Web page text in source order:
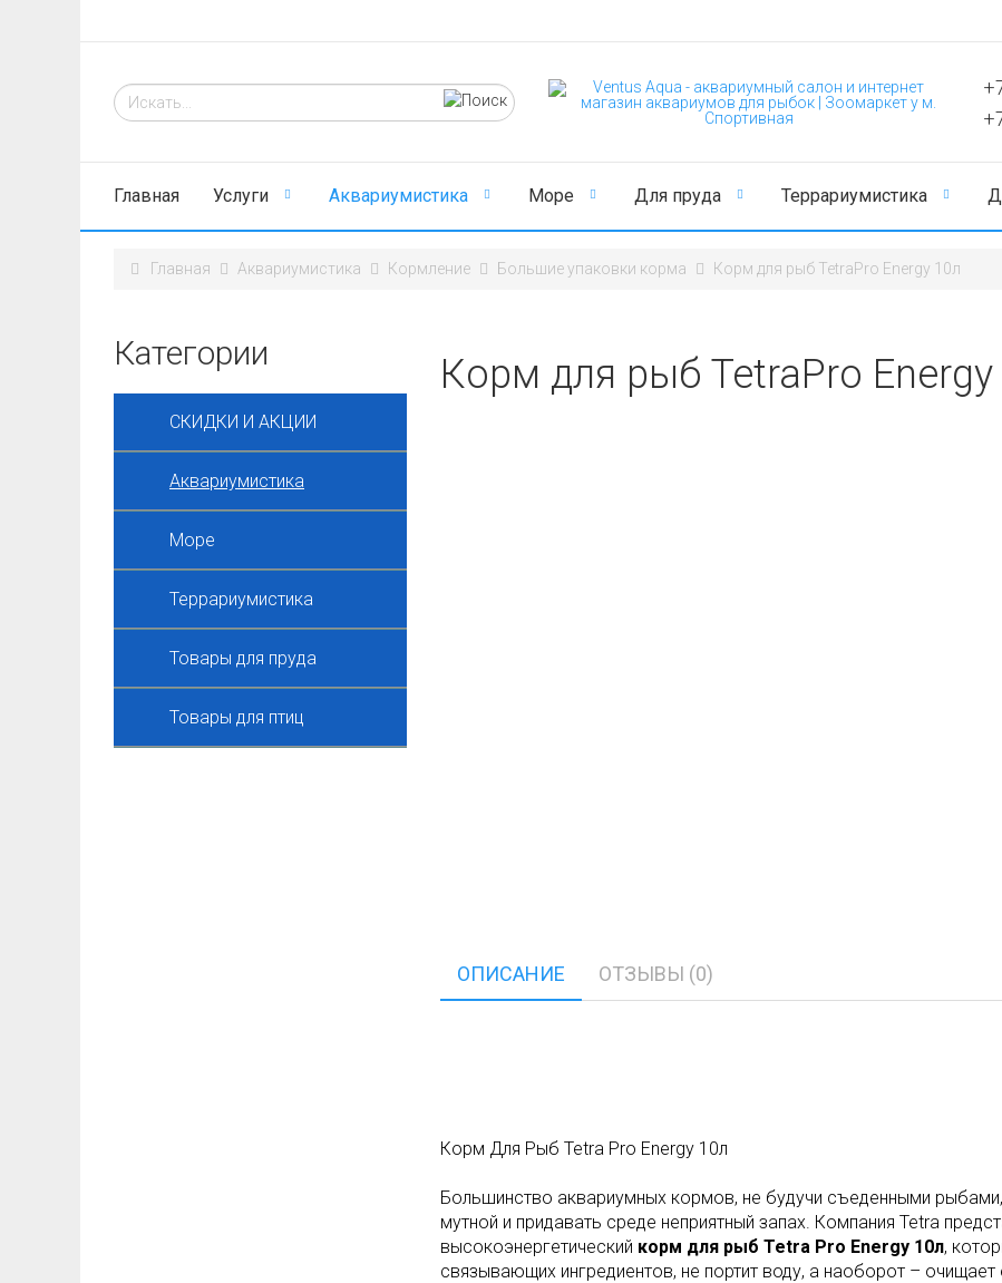
Главная Услуги Аквариумистика Море Для пруда Террариумистика
Главная Аквариумистика Кормление Большие упаковки корма Корм для рыб TetraPro Energy 10л
Корм для рыб TetraPro Energy
ОПИСАНИЕ ОТЗЫВЫ (0)
Корм Для Рыб Tetra Pro Energy 10л
Большинство аквариумных кормов, не будучи съеденными
мутной и придавать среде неприятный запах. Компания Tetra
высокоэнергетический корм для рыб Tetra Pro Energy 10л,
связывающих ингредиентов, не портит воду, а наоборот –
Категории
СКИДКИ И АКЦИИ
Аквариумистика
Море
Террариумистика
Товары для пруда
Товары для птиц